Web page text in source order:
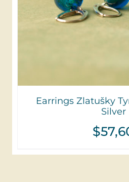
Earrings Zlatušky
Silver
$